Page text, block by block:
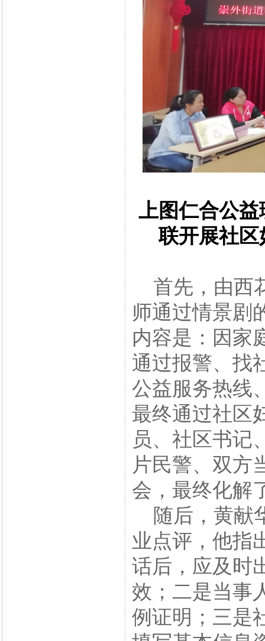
上图仁合公
联开展社
首先，由西
师通过情景剧
内容是：因家
通过报警、找
公益服务热线
最终通过社区
员、社区书记
片民警、双方
会，最终化解
随后，黄献
业点评，他指
话后，应及时
效；二是当事
例证明；三是